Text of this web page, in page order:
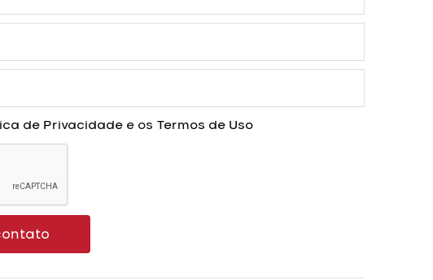
de Privacidade e os Termos de Uso